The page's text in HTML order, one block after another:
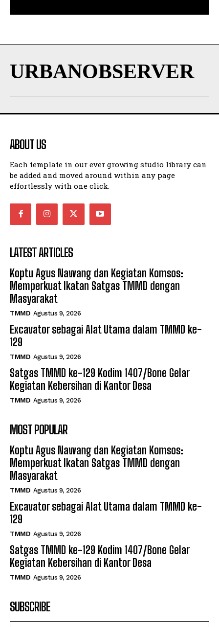
URBANOBSERVER
ABOUT US
Each template in our ever growing studio library can
be added and moved around within any page
effortlessly with one click.
LATEST ARTICLES
Koptu Agus Nawang dan Kegiatan Komsos:
Memperkuat Ikatan Satgas TMMD dengan
Masyarakat
TMMD Agustus 9, 2026
Excavator sebagai Alat Utama dalam TMMD ke-
129
TMMD Agustus 9, 2026
Satgas TMMD ke-129 Kodim 1407/Bone Gelar
Kegiatan Kebersihan di Kantor Desa
TMMD Agustus 9, 2026
MOST POPULAR
Koptu Agus Nawang dan Kegiatan Komsos:
Memperkuat Ikatan Satgas TMMD dengan
Masyarakat
TMMD Agustus 9, 2026
Excavator sebagai Alat Utama dalam TMMD ke-
129
TMMD Agustus 9, 2026
Satgas TMMD ke-129 Kodim 1407/Bone Gelar
Kegiatan Kebersihan di Kantor Desa
TMMD Agustus 9, 2026
SUBSCRIBE